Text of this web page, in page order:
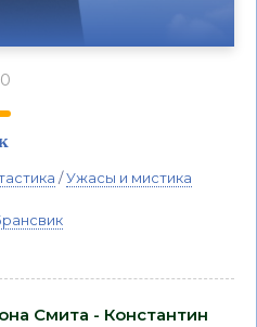
0
/Ужасы и мистика
Смита - Константин